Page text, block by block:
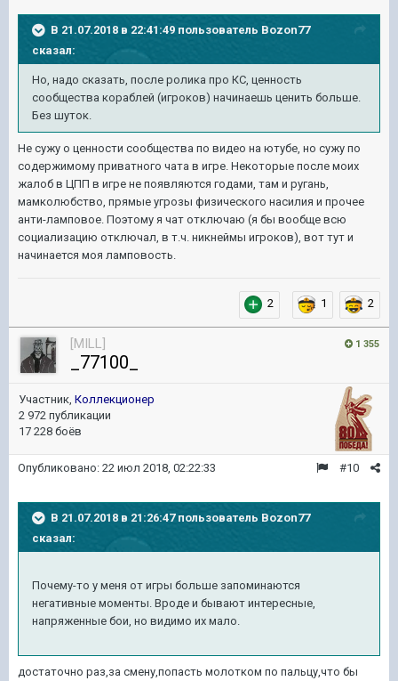
В 21.07.2018 в 22:41:49 пользователь Bozon77
сказал:
Но, надо сказать, после ролика про КС, ценность
сообщества кораблей (игроков) начинаешь ценить больше.
Без шуток.
Не сужу о ценности сообщества по видео на ютубе, но сужу по
содержимому приватного чата в игре. Некоторые после моих
жалоб в ЦПП в игре не появляются годами, там и ругань,
мамколюбство, прямые угрозы физического насилия и прочее
анти-ламповое. Поэтому я чат отключаю (я бы вообще всю
социализацию отключал, в т.ч. никнеймы игроков), вот тут и
начинается моя ламповость.
2 1 2
1 355
[MILL]
_77100_
Участник, Коллекционер
2 972 публикации
17 228 боёв
#10
Опубликовано: 22 июл 2018, 02:22:33
В 21.07.2018 в 21:26:47 пользователь Bozon77
сказал:
Почему-то у меня от игры больше запоминаются
негативные моменты. Вроде и бывают интересные,
напряженные бои, но видимо их мало.
достаточно раз,за смену,попасть молотком по пальцу,что бы